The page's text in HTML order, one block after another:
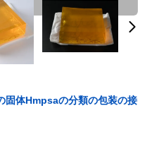
固体Hmpsaの分類の包装の接